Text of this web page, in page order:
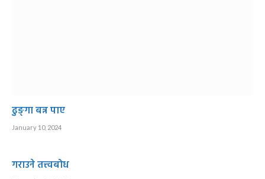
ढुङ्गा बन्न पाए
January 10, 2024
गराउने तत्त्वबोध